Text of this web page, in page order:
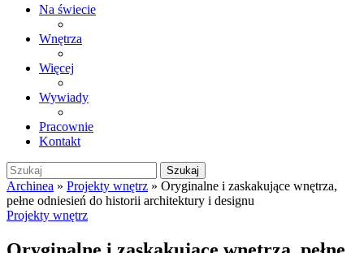
Na świecie
Wnętrza
Więcej
Wywiady
Pracownie
Kontakt
Szukaj
Archinea » Projekty wnętrz » Oryginalne i zaskakujące wnętrza,
pełne odniesień do historii architektury i designu
Projekty wnętrz